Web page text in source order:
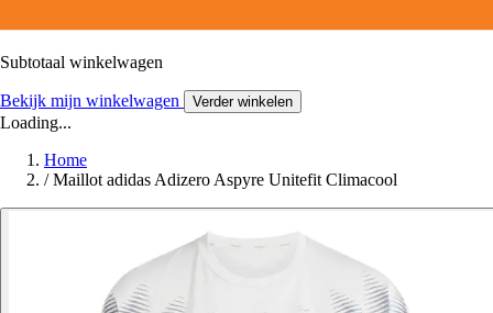
Subtotaal winkelwagen
Bekijk mijn winkelwagen Verder winkelen
Loading...
Home
/ Maillot adidas Adizero Aspyre Unitefit Climacool